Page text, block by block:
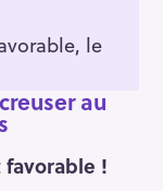
le
au
!